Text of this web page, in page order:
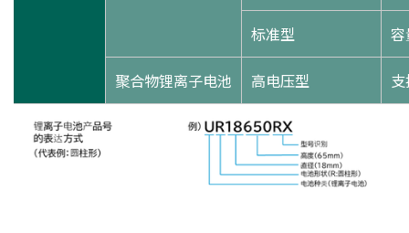
标准型
聚合物锂离子电池 高电压型